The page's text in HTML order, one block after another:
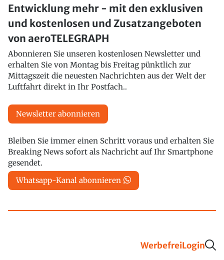
Entwicklung mehr - mit den exklusiven
und kostenlosen und Zusatzangeboten
von aeroTELEGRAPH
Abonnieren Sie unseren kostenlosen Newsletter und
erhalten Sie von Montag bis Freitag pünktlich zur
Mittagszeit die neuesten Nachrichten aus der Welt der
Luftfahrt direkt in Ihr Postfach..
Newsletter abonnieren
Bleiben Sie immer einen Schritt voraus und erhalten Sie
Breaking News sofort als Nachricht auf Ihr Smartphone
gesendet.
Whatsapp-Kanal abonnieren
WerbefreiLogin